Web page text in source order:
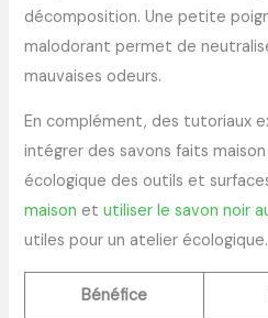
décomposition. Une petite
malodorant permet de
mauvaises odeurs.
En complément, des tutoriaux
intégrer des savons faits
écologique des outils et
maison etutiliser le savon noir
utiles pour un atelier écologique.
Bénéfice